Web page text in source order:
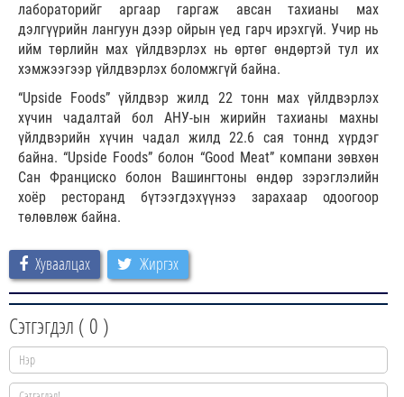
лабораторийг аргаар гаргаж авсан тахианы мах
дэлгүүрийн лангуун дээр ойрын үед гарч ирэхгүй. Учир нь
ийм төрлийн мах үйлдвэрлэх нь өртөг өндөртэй тул их
хэмжээгээр үйлдвэрлэх боломжгүй байна.
“Upside Foods” үйлдвэр жилд 22 тонн мах үйлдвэрлэх
хүчин чадалтай бол АНУ-ын жирийн тахианы махны
үйлдвэрийн хүчин чадал жилд 22.6 сая тоннд хүрдэг
байна. “Upside Foods” болон “Good Meat” компани зөвхөн
Сан Франциско болон Вашингтоны өндөр зэрэглэлийн
хоёр ресторанд бүтээгдэхүүнээ зарахаар одоогоор
төлөвлөж байна.
Хуваалцах Жиргэх
Сэтгэгдэл ( 0 )